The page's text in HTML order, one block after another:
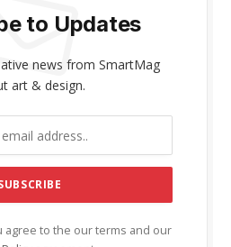
to Updates
news from SmartMag
art & design.
agree to the our terms and our